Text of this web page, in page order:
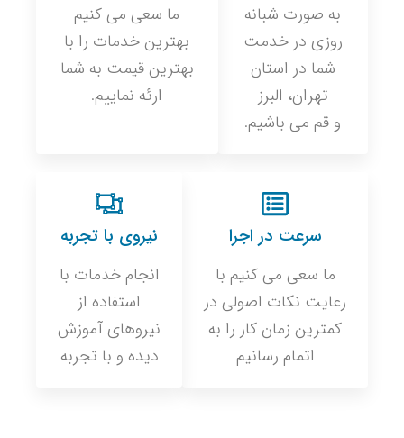
به صورت شبانه
روزی در خدمت
شما در استان
تهران، البرز
و قم می باشیم.
ما سعی می کنیم
بهترین خدمات را با
بهترین قیمت به شما
ارئه نماییم.
سرعت در اجرا
ما سعی می کنیم با
رعایت نکات اصولی در
کمترین زمان کار را به
اتمام رسانیم
نیروی با تجربه
انجام خدمات با
استفاده از
نیروهای آموزش
دیده و با تجربه